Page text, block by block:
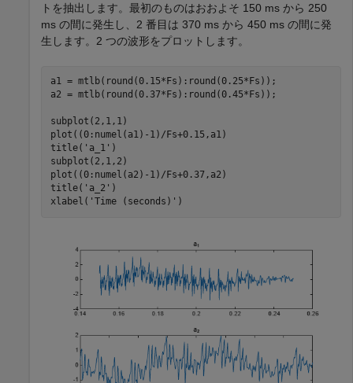
トを抽出します。最初のものはおおよそ 150 ms から 250
ms の間に発生し、2 番目は 370 ms から 450 ms の間に発
生します。2 つの波形をプロットします。
a1 = mtlb(round(0.15*Fs):round(0.25*Fs));
a2 = mtlb(round(0.37*Fs):round(0.45*Fs));
subplot(2,1,1)
plot((0:numel(a1)-1)/Fs+0.15,a1)
title( 'a_1' )
subplot(2,1,2)
plot((0:numel(a2)-1)/Fs+0.37,a2)
title( 'a_2' )
xlabel( 'Time (seconds)' )